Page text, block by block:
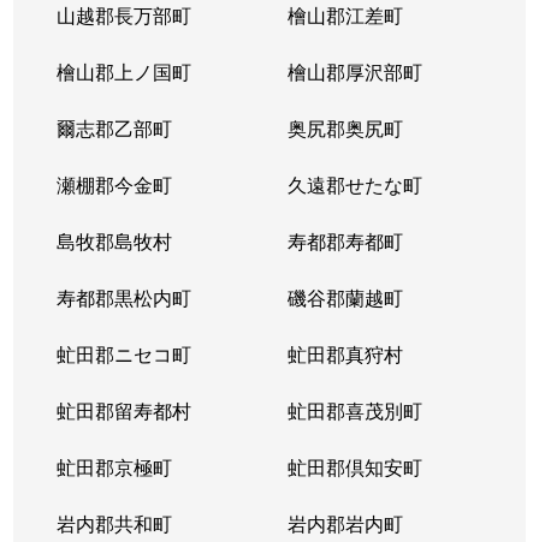
山越郡長万部町 檜山郡江差町
檜山郡上ノ国町 檜山郡厚沢部町
爾志郡乙部町 奥尻郡奥尻町
瀬棚郡今金町 久遠郡せたな町
島牧郡島牧村 寿都郡寿都町
寿都郡黒松内町 磯谷郡蘭越町
虻田郡ニセコ町 虻田郡真狩村
虻田郡留寿都村 虻田郡喜茂別町
虻田郡京極町 虻田郡倶知安町
岩内郡共和町 岩内郡岩内町